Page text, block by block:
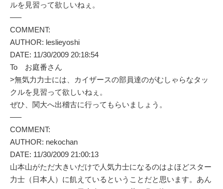
ルを見習って欲しいねぇ。
—–
COMMENT:
AUTHOR: leslieyoshi
DATE: 11/30/2009 20:18:54
To お庭番さん
>無気力力士には、カイザースの部員達のがむしゃらなタッ
クルを見習って欲しいねぇ。
ぜひ、関大へ出稽古に行ってもらいましょう。
—–
COMMENT:
AUTHOR: nekochan
DATE: 11/30/2009 21:00:13
山本山がただ大きいだけで人気力士になるのはよほどスター
力士（日本人）に飢えているということだと思います。あん